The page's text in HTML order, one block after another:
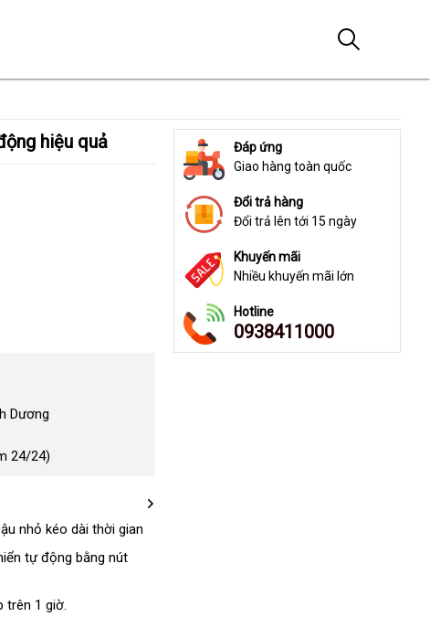
hiệu quả
Dương
24/24)
nhỏ kéo dài thời gian
tự động bằng nút
trên 1 giờ.
Đáp ứng
Giao hàng toàn quốc
Đổi trả hàng
Đổi trả lên tới 15 ngày
Khuyến mãi
Nhiều khuyến mãi lớn
Hotline
0938411000